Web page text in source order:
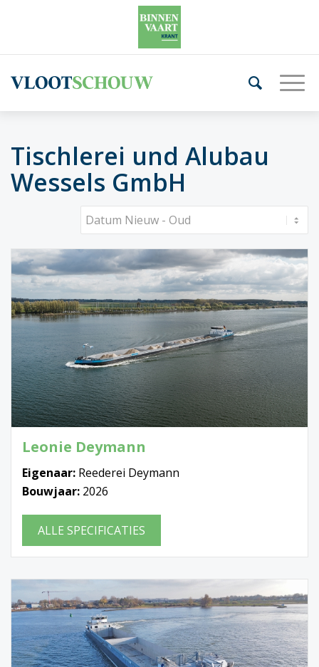
Tischlerei und Alubau
Wessels GmbH
Leonie Deymann
Eigenaar: Reederei Deymann
Bouwjaar: 2026
ALLE SPECIFICATIES